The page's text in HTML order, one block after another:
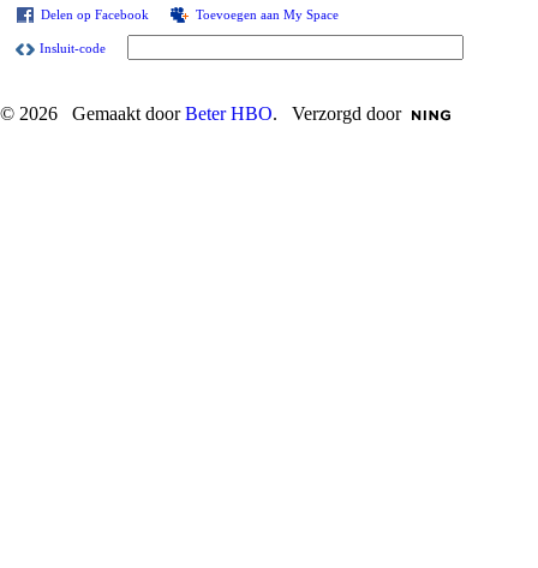
Delen op Facebook Toevoegen aan My Space
Insluit-code
© 2026 Gemaakt doorBeter HBO. Verzorgd door